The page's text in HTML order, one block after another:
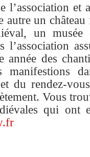
l’association et
un château
un musée
l’association
année des
du rendez-
Vous
qui